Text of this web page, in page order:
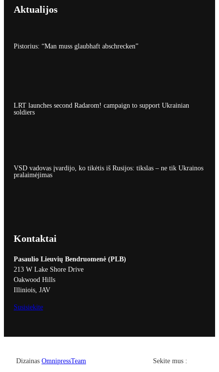
Aktualijos
Pistorius: “Man muss glaubhaft abschrecken”
LRT launches second Radarom! campaign to support Ukrainian
soldiers
VSD vadovas įvardijo, ko tikėtis iš Rusijos: tikslas – ne tik Ukrainos
pralaimėjimas
Kontaktai
Pasaulio Lieuvių Bendruomenė (PLB)
213 W Lake Shore Drive
Oakwood Hills
Illiniois, JAV
Susisiekite
Dizainas OmnipressTeam Sekite mus :